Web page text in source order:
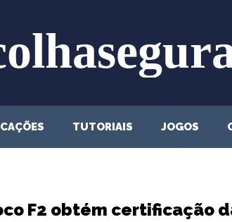
TUTORIAIS JOGOS
F2 obtém certificação